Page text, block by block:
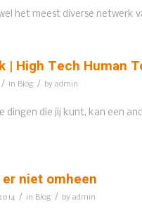
het meest diverse netwerk
| High Tech Human
/ in Blog / by admin
dingen die jij kunt, kan een
niet omheen
/ in Blog / by admin